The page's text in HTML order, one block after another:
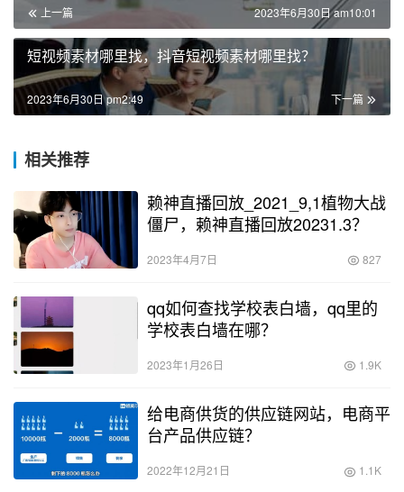
上一篇 2023年6月30日 am10:01
短视频素材哪里找，抖音短视频素材哪里找？
下一篇
2023年6月30日 pm2:49
相关推荐
赖神直播回放_2021_9,1植物大战
僵尸，赖神直播回放20231.3？
2023年4月7日 827
qq如何查找学校表白墙，qq里的
学校表白墙在哪？
2023年1月26日 1.9K
给电商供货的供应链网站，电商平
台产品供应链？
2022年12月21日 1.1K